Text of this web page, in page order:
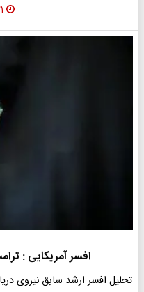
۲۱
افسر آمریکایی :
تحلیل افسر ارشد سابق نیروی